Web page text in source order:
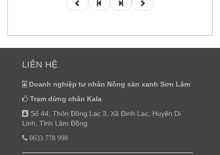
LIÊN HỆ
Doanh nghiệp tư nhân Nông sản xanh Sơn Lâm
Trạm dừng chân Kala
Số 44, Thôn Đồng Lạc 3, Xã Đinh Lạc, Huyện Di
Linh, Tỉnh Lâm Đồng
0633 778 998